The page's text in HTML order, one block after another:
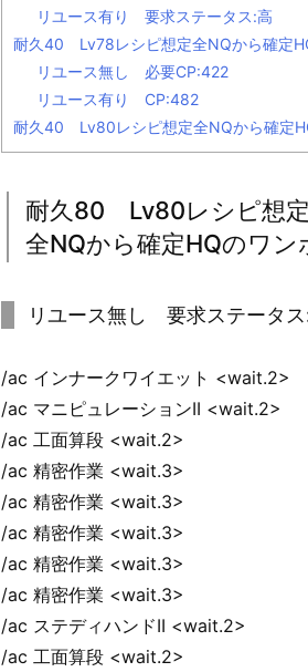
リユース有り 要求ステータス:高
耐久40 Lv78レシピ想定全NQから確定
リユース無し 必要CP:422
リユース有り CP:482
耐久40 Lv80レシピ想定全NQから確定
耐久80 Lv80レシピ想定
全NQから確定HQのワン
リユース無し 要求ステータ
/ac インナークワイエット <wait.2>
/ac マニピュレーションII <wait.2>
/ac 工面算段 <wait.2>
/ac 精密作業 <wait.3>
/ac 精密作業 <wait.3>
/ac 精密作業 <wait.3>
/ac 精密作業 <wait.3>
/ac 精密作業 <wait.3>
/ac ステディハンドII <wait.2>
/ac 工面算段 <wait.2>